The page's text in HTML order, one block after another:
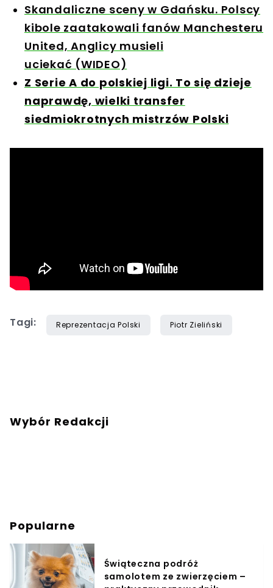
Skandaliczne sceny w Gdańsku. Polscy
kibole zaatakowali fanów Manchesteru
United, Anglicy musieli
uciekać (WIDEO)
Z Serie A do polskiej ligi. To się dzieje
naprawdę, wielki transfer
siedmiokrotnych mistrzów Polski
Tagi: Reprezentacja Polski Piotr Zieliński
Wybór Redakcji
Popularne
Świąteczna podróż
samolotem ze zwierzęciem –